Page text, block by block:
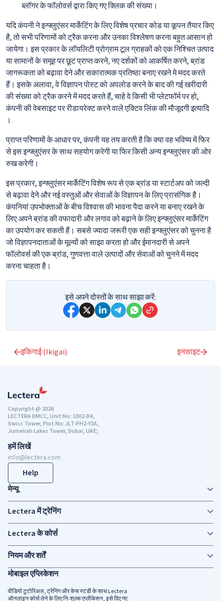
ब्लॉगर के फॉलोवर्स द्वारा किए गए क्लिक की संख्या।
यदि कंपनी ने इन्फ्लुएंसर मार्केटिंग के लिए विशेष प्रचार कोड या कूपन तैयार किए
है, तो सभी परिणामों को ट्रैक करना और उनका विश्लेषण करना बहुत आसान हो
जायेगा। इस प्रकार के लॉयलिटी प्रोग्राम टूल ग्राहकों को एक निश्चित उत्पाद
या सामानों के समूह पर छूट प्राप्त करने, नए दर्शकों को आकर्षित करने, ब्रांड
जागरूकता को बढ़ावा देने और सकारात्मक प्रतिष्ठा बनाए रखने मे मदद करते
हैं। इसके अलावा, वे विज्ञापन पोस्ट को अपलोड करने के बाद की गई खरीदारी
की संख्या को ट्रैक करने में मदद करते हैं, चाहे वे किसी भी प्लेटफॉर्म पर हो,
कंपनी की वेबसाइट पर रीडायरेक्ट करने वाले एक्टिव लिंक की मौजूदगी इत्यादि
।
प्राप्त परिणामों के आधार पर, कंपनी यह तय करती है कि क्या वह भविष्य में फिर
से इस इन्फ्लुएंसर के साथ सहयोग करेगी या फिर किसी अन्य इन्फ्लुएंसर की ओर
रुख करेगी।
इस प्रकार, इन्फ्लुएंसर मार्केटिंग विशेष रूप से एक ब्रांड या स्टार्टअप को जल्दी
से बढ़ावा देने और नई वस्तुओं और सेवाओं के विज्ञापन के लिए प्रासंगिक है।
कंपनियां उपभोक्ताओं के बीच विश्वास की भावना पैदा करने या बनाए रखने के
लिए अपने ब्रांड की वफादारी और लगाव को बढ़ाने के लिए इन्फ्लुएंसर मार्केटिंग
का उपयोग कर सकती हैं। सबसे ज्यादा जरूरी एक सही इन्फ्लुएंसर को चुनना है
जो विज्ञापनदाताओं के मूल्यों को साझा करता हो और ईमानदारी से अपने
फॉलोवर्स की एक ब्रांड, गुणवत्ता वाले उत्पादों और सेवाओं को चुनने में मदद
करना चाहता है।
इसे अपने दोस्तों के साथ साझा करें:
इकिगाई (Ikigai) इनसाइट
Copyright @ 2026
LECTERA DMCC, Unit No: 1002-D4,
Swiss Tower, Plot No: JLT-PH2-Y3A,
Jumeirah Lakes Tower, Dubai, UAE;
हमें लिखें
info@lectera.com
Help
मेन्यू
Lectera में ट्रेनिंग
Lectera के कोर्स
नियम और शर्तें
मोबाइल एप्लिकेशन
वीडियो टुटोरिअल, ट्रेनिंग और केस स्टडी के साथ Lectera
ऑनलाइन कोर्स लेने के लिए निःशुल्क एप्लीकेशन, इसे दिए गए